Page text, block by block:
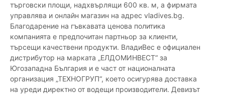
търговски площи, надхвърлящи 600 кв. м, а фирмата
управлява и онлайн магазин на адрес vladives.bg.
Благодарение на гъвкавата ценова политика
компанията е предпочитан партньор за клиенти,
търсещи качествени продукти. ВладиВес е официален
дистрибутор на марката „ЕЛДОМИНВЕСТ“ за
Югозападна България и е част от националната
организация „ТЕХНОГРУП“, което осигурява доставка
на уреди директно от водещи производители. Девизът